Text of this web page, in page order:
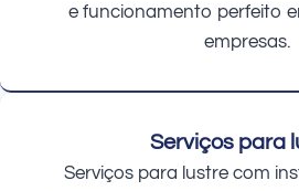
e funcionamento perfeito
empresas.
Serviços para
Serviços para lustre com